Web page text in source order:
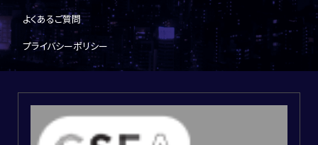
よくあるご質問
プライバシーポリシー